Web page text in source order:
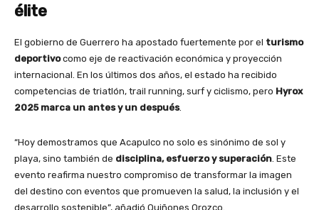
élite
El gobierno de Guerrero ha apostado fuertemente por el turismo
deportivocomo eje de reactivación económica y proyección
internacional. En los últimos dos años, el estado ha recibido
competencias de triatlón, trail running, surf y ciclismo, pero Hyrox
2025 marca un antes y un después.
“Hoy demostramos que Acapulco no solo es sinónimo de sol y
playa, sino también de disciplina, esfuerzo y superación . Este
evento reafirma nuestro compromiso de transformar la imagen
del destino con eventos que promueven la salud, la inclusión y el
desarrollo sostenible”, añadió Quiñones Orozco.